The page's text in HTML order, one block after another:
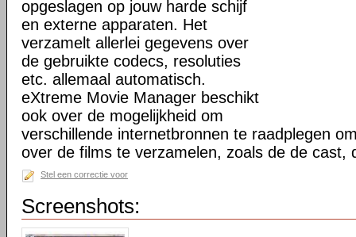
opgeslagen op jouw harde schijf
en externe apparaten. Het
verzamelt allerlei gegevens over
de gebruikte codecs, resoluties
etc. allemaal automatisch.
eXtreme Movie Manager beschikt
ook over de mogelijkheid om
verschillende internetbronnen te raadplegen
over de films te verzamelen, zoals de de cast,
Stel een correctie voor
Screenshots: